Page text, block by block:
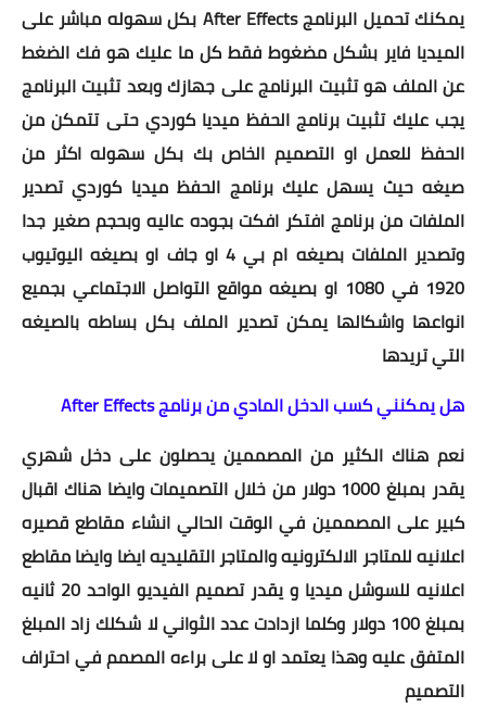
يمكنك تحميل البرنامج After Effects بكل سهوله مباشر على
الميديا فاير بشكل مضغوط فقط كل ما عليك هو فك الضغط
عن الملف هو تثبيت البرنامج على جهازك وبعد تثبيت البرنامج
يجب عليك تثبيت برنامج الحفظ ميديا كوردي حتى تتمكن من
الحفظ للعمل او التصميم الخاص بك بكل سهوله اكثر من
صيغه حيث يسهل عليك برنامج الحفظ ميديا كوردي تصدير
الملفات من برنامج افتكر افكت بجوده عاليه وبحجم صغير جدا
وتصدير الملفات بصيغه ام بي 4 او جاف او بصيغه اليوتيوب
1920 في 1080 او بصيغه مواقع التواصل الاجتماعي بجميع
انواعها واشكالها يمكن تصدير الملف بكل بساطه بالصيغه
التي تريدها
هل يمكنني كسب الدخل المادي من برنامج After Effects
نعم هناك الكثير من المصممين يحصلون على دخل شهري
يقدر بمبلغ 1000 دولار من خلال التصميمات وايضا هناك اقبال
كبير على المصممين في الوقت الحالي انشاء مقاطع قصيره
اعلانيه للمتاجر الالكترونيه والمتاجر التقليديه ايضا وايضا مقاطع
اعلانيه للسوشل ميديا و يقدر تصميم الفيديو الواحد 20 ثانيه
بمبلغ 100 دولار وكلما ازدادت عدد الثواني لا شكلك زاد المبلغ
المتفق عليه وهذا يعتمد او لا على براءه المصمم في احتراف
التصميم